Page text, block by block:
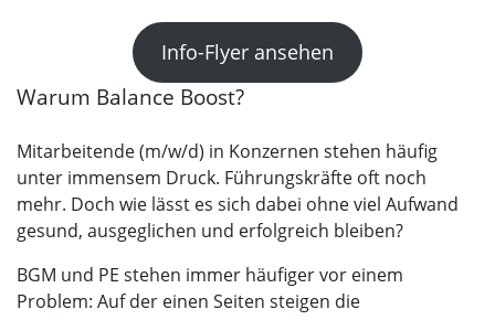
Info-Flyer ansehen
Warum Balance Boost?
Mitarbeitende (m/w/d) in Konzernen stehen häufig
unter immensem Druck. Führungskräfte oft noch
mehr. Doch wie lässt es sich dabei ohne viel Aufwand
gesund, ausgeglichen und erfolgreich bleiben?
BGM und PE stehen immer häufiger vor einem
Problem: Auf der einen Seiten steigen die